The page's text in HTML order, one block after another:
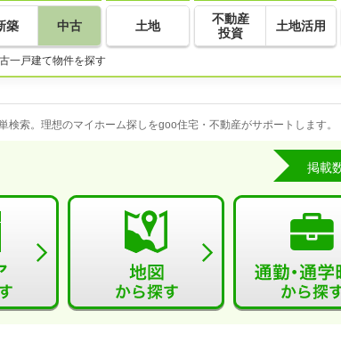
築 中古 土地
不動産
投資
土地活用
一戸建て物件を探す
索。理想のマイホーム探しをgoo住宅・不動産がサポートします。
掲載